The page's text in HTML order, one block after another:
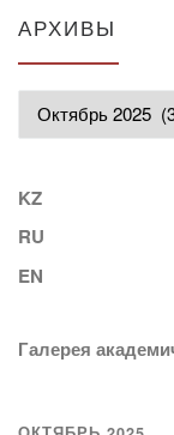
АРХИВЫ
KZ
RU
EN
Галерея